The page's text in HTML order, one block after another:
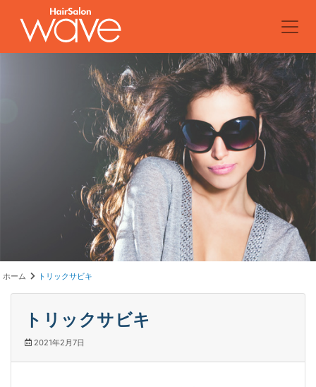
ホーム トリックサビキ
トリックサビキ
2021年2月7日